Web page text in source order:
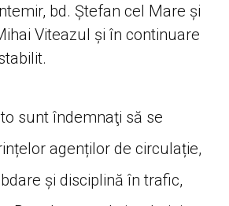
bd. Ștefan cel Mare și
Viteazul și în continuare
sunt îndemnaţi să se
agenților de circulație,
și disciplină în trafic,